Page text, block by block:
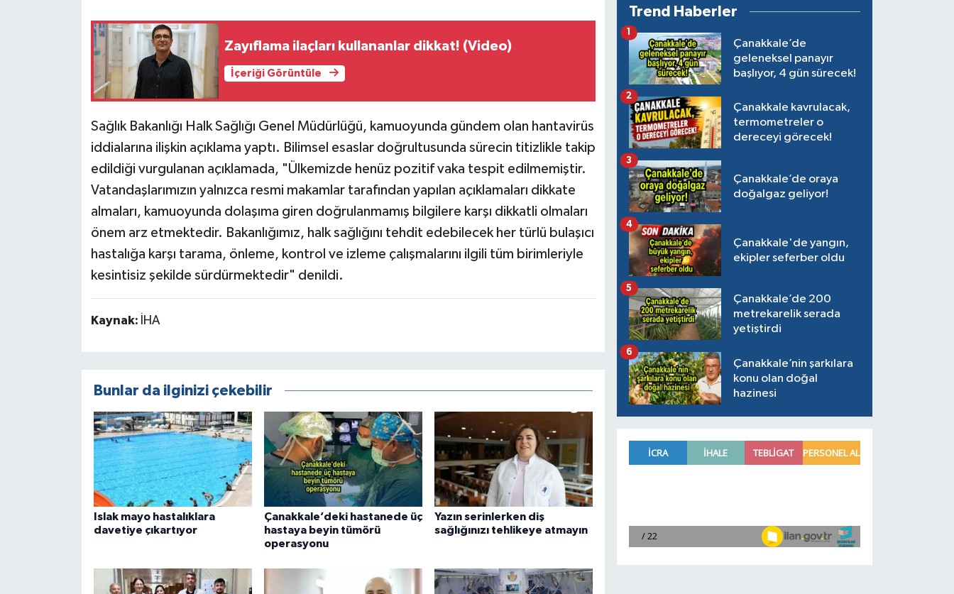
Zayıflama ilaçları kullananlar dikkat! (Video)
İçeriği Görüntüle
Sağlık Bakanlığı Halk Sağlığı Genel Müdürlüğü, kamuoyunda gündem olan hantavirüs
iddialarına ilişkin açıklama yaptı. Bilimsel esaslar doğrultusunda sürecin titizlikle takip
edildiği vurgulanan açıklamada, "Ülkemizde henüz pozitif vaka tespit edilmemiştir.
Vatandaşlarımızın yalnızca resmi makamlar tarafından yapılan açıklamaları dikkate
almaları, kamuoyunda dolaşıma giren doğrulanmamış bilgilere karşı dikkatli olmaları
önem arz etmektedir. Bakanlığımız, halk sağlığını tehdit edebilecek her türlü bulaşıcı
hastalığa karşı tarama, önleme, kontrol ve izleme çalışmalarını ilgili tüm birimleriyle
kesintisiz şekilde sürdürmektedir" denildi.
Kaynak: İHA
Bunlar da ilginizi çekebilir
Islak mayo hastalıklara
davetiye çıkartıyor
Çanakkale’deki hastanede üç
hastaya beyin tümörü
operasyonu
Yazın serinlerken diş
sağlığınızı tehlikeye atmayın
Trend Haberler
Çanakkale’de
geleneksel panayır
başlıyor, 4 gün sürecek!
1
Çanakkale kavrulacak,
termometreler o
dereceyi görecek!
2
Çanakkale’de oraya
doğalgaz geliyor!
3
Çanakkale'de yangın,
ekipler seferber oldu
4
Çanakkale’de 200
metrekarelik serada
yetiştirdi
5
Çanakkale’nin şarkılara
konu olan doğal
hazinesi
6